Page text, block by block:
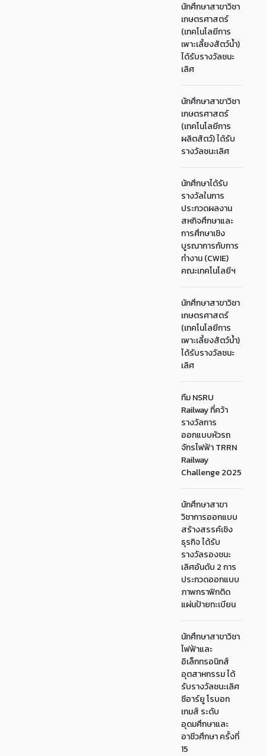
นักศึกษาสาขาวิชา
เกษตรศาสตร์
(เทคโนโลยีการ
เพาะเลี้ยงสัตว์น้ำ)
ได้รับรางวัลชนะ
เลิศ
นักศึกษาสาขาวิชา
เกษตรศาสตร์
(เทคโนโลยีการ
ผลิตสัตว์) ได้รับ
รางวัลชนะเลิศ
นักศึกษาได้รับ
รางวัลในการ
ประกวดผลงาน
สหกิจศึกษาและ
การศึกษาเชิง
บูรณาการกับการ
ทำงาน (CWIE)
คณะเทคโนโลยีฯ
นักศึกษาสาขาวิชา
เกษตรศาสตร์
(เทคโนโลยีการ
เพาะเลี้ยงสัตว์น้ำ)
ได้รับรางวัลชนะ
เลิศ
ทีม NSRU
Railway ที่คว้า
รางวัลการ
ออกแบบหัวรถ
จักรไฟฟ้า TRRN
Railway
Challenge 2025
นักศึกษาสาขา
วิชาการออกแบบ
สร้างสรรค์เชิง
ธุรกิจ ได้รับ
รางวัลรองชนะ
เลิศอันดับ 2 การ
ประกวดออกแบบ
ภาพกราฟิกติด
แผ่นป้ายทะเบียน
นักศึกษาสาขาวิชา
ไฟฟ้าและ
อิเล็กทรอนิกส์
อุตสาหกรรม ได้
รับรางวัลชนะเลิศ
ซีอาร์ยู โรบอท
เกมส์ ระดับ
อุดมศึกษาและ
อาชีวศึกษา ครั้งที่
15